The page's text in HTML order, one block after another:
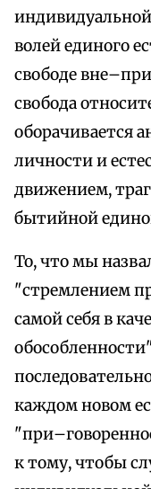
волей единого
свободе
свобода
оборачивается
личности и
движением,
бытийной
То, что мы
"стремлением
самой себя в
каждом новом
к тому, чтобы